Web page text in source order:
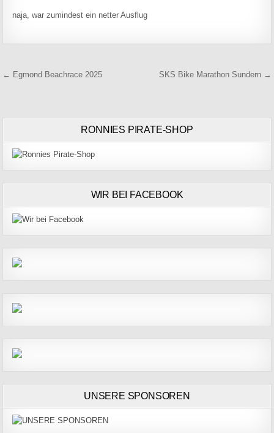
naja, war zumindest ein netter Ausflug
Beitragsnavigation
← Egmond Beachrace 2025 SKS Bike Marathon Sundern →
RONNIES PIRATE-SHOP
WIR BEI FACEBOOK
UNSERE SPONSOREN